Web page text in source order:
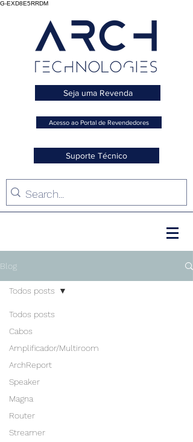
G-EXD8E5RRDM
Seja uma Revenda
Acesso ao Portal de Revendedores
Suporte Técnico
Blog
Todos posts
Cabos
Amplificador/Multiroom
ArchReport
Speaker
Magna
Router
Streamer
Todos posts